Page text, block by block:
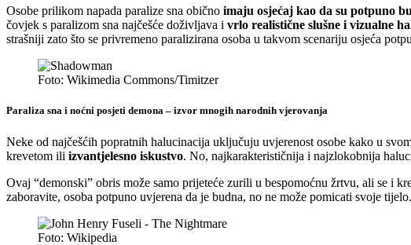
Osobe prilikom napada paralize sna obično imaju osjećaj kao da su potpuno
čovjek s paralizom sna najčešće doživljava i vrlo realistične slušne i vizualne
strašniji zato što se privremeno paralizirana osoba u takvom scenariju osjeća
Foto: Wikimedia Commons/Timitzer
Paraliza sna i noćni posjeti demona – izvor mnogih narodnih vjerovanja
Neke od najčešćih popratnih halucinacija uključuju uvjerenost osobe kako u
krevetom ili izvantjelesno iskustvo. No, najkarakterističnija i najzlokobnija
Ovaj “demonski” obris može samo prijeteće zurili u bespomoćnu žrtvu, ali se i
zaboravite, osoba potpuno uvjerena da je budna, no ne može pomicati svoje tijelo.
Foto: Wikipedia